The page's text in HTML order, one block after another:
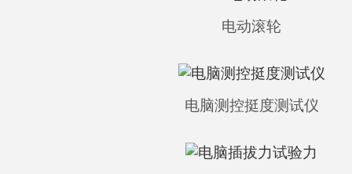
电动滚轮
电脑测控挺度测试仪